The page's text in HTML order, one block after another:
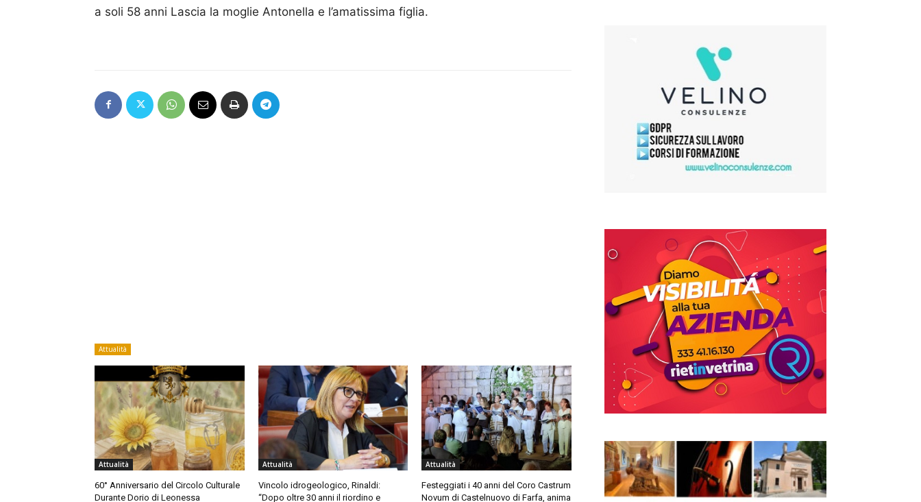
a soli 58 anni Lascia la moglie Antonella e l’amatissima figlia.
Attualità
Attualità
60° Anniversario del Circolo Culturale
Durante Dorio di Leonessa
Attualità
Vincolo idrogeologico, Rinaldi:
“Dopo oltre 30 anni il riordino e
Attualità
Festeggiati i 40 anni del Coro Castrum
Novum di Castelnuovo di Farfa, anima